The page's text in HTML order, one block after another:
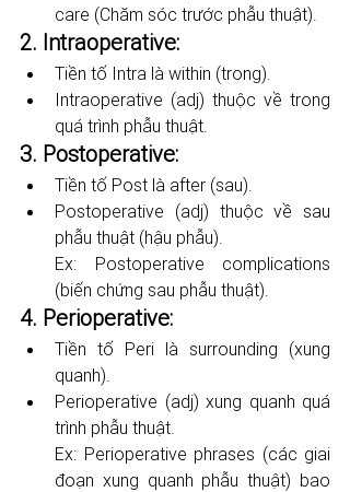
care (Chăm sóc trước phẫu thuật).
2. Intraoperative:
Tiền tố Intra là within (trong).
Intraoperative (adj) thuộc về trong
quá trình phẫu thuật.
3. Postoperative:
Tiền tố Post là after (sau).
Postoperative (adj) thuộc về sau
phẫu thuật (hậu phẫu).
Ex: Postoperative complications
(biến chứng sau phẫu thuật).
4. Perioperative:
Tiền tố Peri là surrounding (xung
quanh).
Perioperative (adj) xung quanh quá
trình phẫu thuật.
Ex: Perioperative phrases (các giai
đoạn xung quanh phẫu thuật) bao